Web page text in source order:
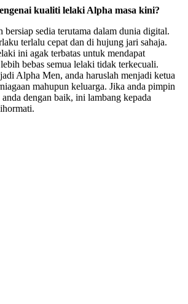
kualiti lelaki Alpha masa kini?
sedia terutama dalam dunia digital.
terlalu cepat dan di hujung jari sahaja.
ini agak terbatas untuk mendapat
bebas semua lelaki tidak terkecuali.
Alpha Men, anda haruslah menjadi ketua
mahupun keluarga. Jika anda pimpin
dengan baik, ini lambang kepada